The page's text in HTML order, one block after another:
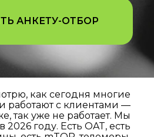
АНКЕТУ-ОТБОР
как сегодня многие
работают с клиентами —
так уже не работает. Мы
году. Есть OAT, есть